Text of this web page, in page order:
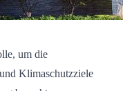
um die
Klimaschutzziele